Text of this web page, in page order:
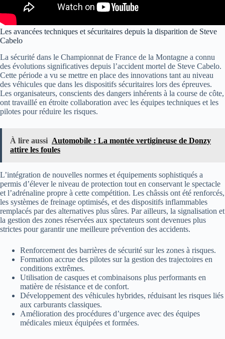
Les avancées techniques et sécuritaires depuis la disparition de Steve
Cabelo
La sécurité dans le Championnat de France de la Montagne a connu
des évolutions significatives depuis l’accident mortel de Steve Cabelo.
Cette période a vu se mettre en place des innovations tant au niveau
des véhicules que dans les dispositifs sécuritaires lors des épreuves.
Les organisateurs, conscients des dangers inhérents à la course de côte,
ont travaillé en étroite collaboration avec les équipes techniques et les
pilotes pour réduire les risques.
À lire aussi Automobile : La montée vertigineuse de Donzy
attire les foules
L’intégration de nouvelles normes et équipements sophistiqués a
permis d’élever le niveau de protection tout en conservant le spectacle
et l’adrénaline propre à cette compétition. Les châssis ont été renforcés,
les systèmes de freinage optimisés, et des dispositifs inflammables
remplacés par des alternatives plus sûres. Par ailleurs, la signalisation et
la gestion des zones réservées aux spectateurs sont devenues plus
strictes pour garantir une meilleure prévention des accidents.
Renforcement des barrières de sécurité sur les zones à risques.
Formation accrue des pilotes sur la gestion des trajectoires en
conditions extrêmes.
Utilisation de casques et combinaisons plus performants en
matière de résistance et de confort.
Développement des véhicules hybrides, réduisant les risques liés
aux carburants classiques.
Amélioration des procédures d’urgence avec des équipes
médicales mieux équipées et formées.